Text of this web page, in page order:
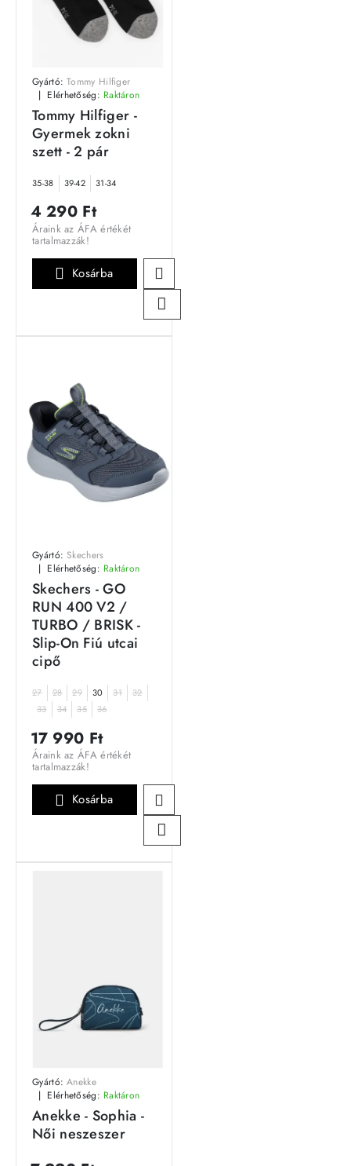
Gyártó: Tommy Hilfiger
Elérhetőség: Raktáron
Tommy Hilfiger -
Gyermek zokni
szett - 2 pár
35-38 39-42 31-34
4 290 Ft
Áraink az ÁFA értékét
tartalmazzák!
Kosárba
Gyártó: Skechers
Elérhetőség: Raktáron
Skechers - GO
RUN 400 V2 /
TURBO / BRISK -
Slip-On Fiú utcai
cipő
27 28 29 30 31
32
33
34 35 36
17 990 Ft
Áraink az ÁFA értékét
tartalmazzák!
Kosárba
Gyártó: Anekke
Elérhetőség: Raktáron
Anekke - Sophia -
Női neszeszer